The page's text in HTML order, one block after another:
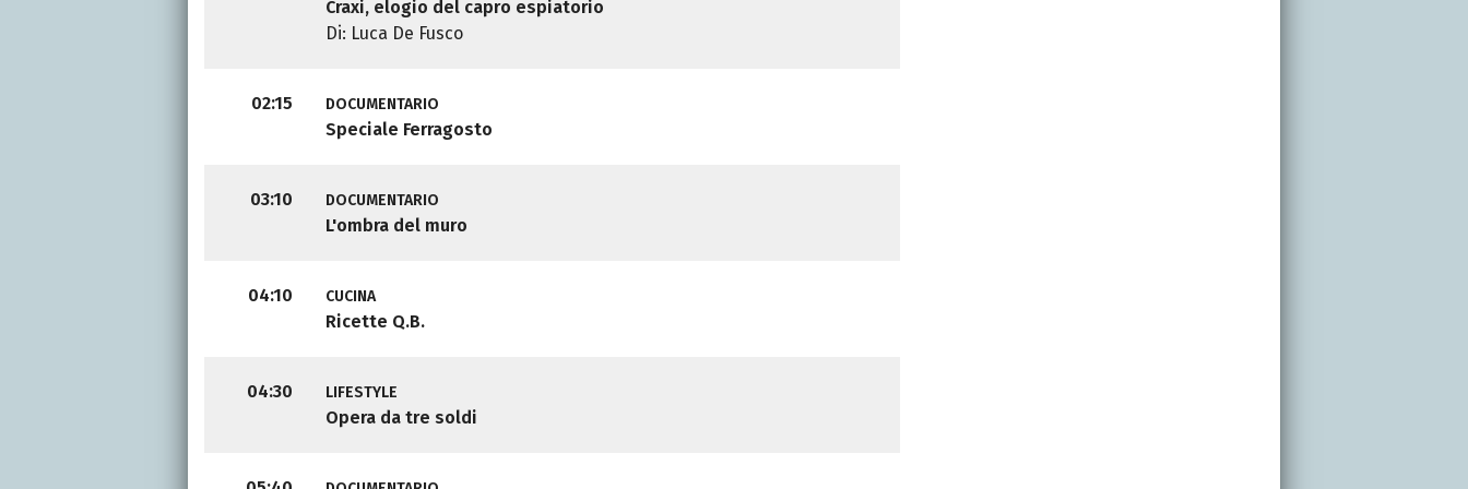
Craxi, elogio del capro espiatorio
Di: Luca De Fusco
02:15 DOCUMENTARIO
Speciale Ferragosto
03:10 DOCUMENTARIO
L'ombra del muro
04:10 CUCINA
Ricette Q.B.
04:30 LIFESTYLE
Opera da tre soldi